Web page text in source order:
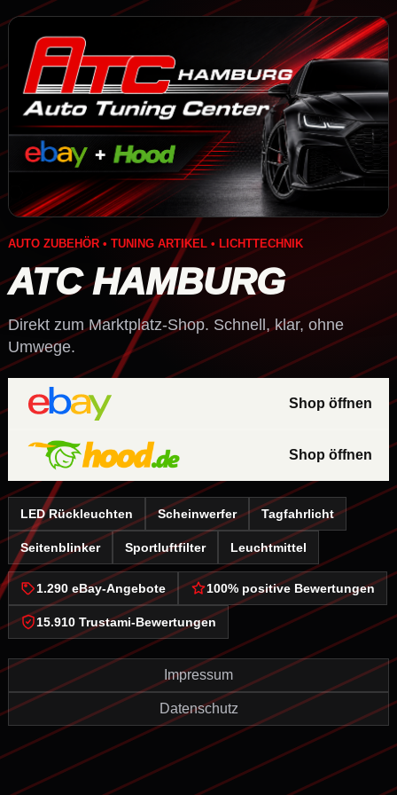
AUTO ZUBEHÖR • TUNING ARTIKEL • LICHTTECHNIK
ATC HAMBURG
Direkt zum Marktplatz-Shop. Schnell, klar, ohne
Umwege.
Shop öffnen
Shop öffnen
LED Rückleuchten Scheinwerfer Tagfahrlicht
Seitenblinker Sportluftfilter Leuchtmittel
1.290 eBay-Angebote 100% positive Bewertungen
15.910 Trustami-Bewertungen
Impressum
Datenschutz